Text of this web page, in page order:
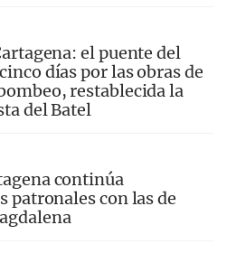
el puente del
días por las obras de
restablecida la
del Batel
continúa
patronales con las de